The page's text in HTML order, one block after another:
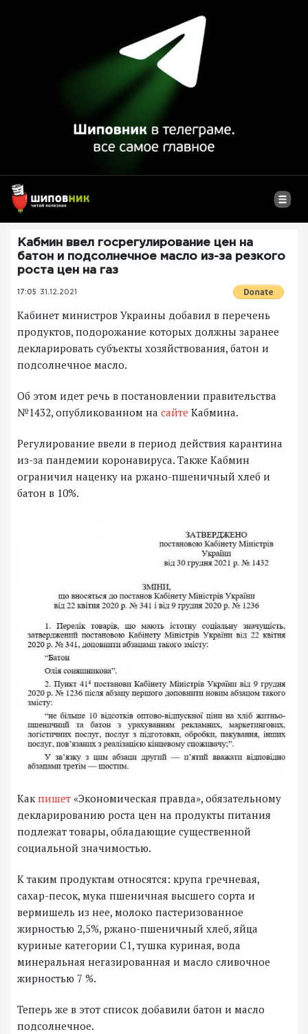
Кабмин ввел госрегулирование цен на
батон и подсолнечное масло из-за резкого
роста цен на газ
17:05 31.12.2021
Кабинет министров Украины добавил в перечень
продуктов, подорожание которых должны заранее
декларировать субъекты хозяйствования, батон и
подсолнечное масло.
Об этом идет речь в постановлении правительства
№1432, опубликованном на сайте Кабмина.
Регулирование ввели в период действия карантина
из-за пандемии коронавируса. Также Кабмин
ограничил наценку на ржано-пшеничный хлеб и
батон в 10%.
Какпишет «Экономическая правда», обязательному
декларированию роста цен на продукты питания
подлежат товары, обладающие существенной
социальной значимостью.
К таким продуктам относятся: крупа гречневая,
сахар-песок, мука пшеничная высшего сорта и
вермишель из нее, молоко пастеризованное
жирностью 2,5%, ржано-пшеничный хлеб, яйца
куриные категории С1, тушка куриная, вода
минеральная негазированная и масло сливочное
жирностью 7 %.
Теперь же в этот список добавили батон и масло
подсолнечное.